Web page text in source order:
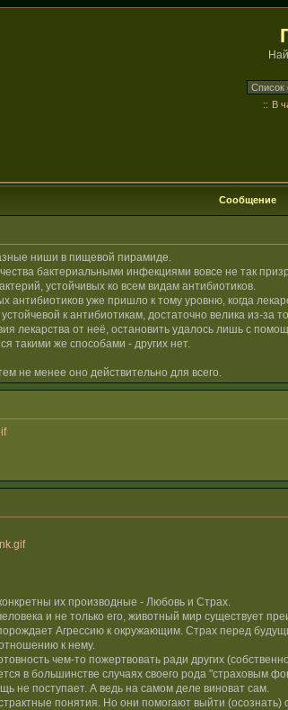
:: В
Сообщение
ниши в пищевой пирамиде.
бактериальными инфекциями вовсе не так
устойчивых ко всем видам антибиотиков.
антибиотиков уже пришло к тому уровню, когда
к антибиотикам, достаточно велика из-
лекарства от неё, остановить удалось лишь с
такими же способами - других нет.
не менее оно действительно для всего.
их производные - Любовь и Страх.
и не только его, животный мир существует
Агрессию к окружающим. Страх перед
к нему.
чем-то пожертвовать ради других
в большинстве случаях своего рода "страховым
не поступает. А ведь на самом деле виноват сам.
понятия. Но они помогают выйти